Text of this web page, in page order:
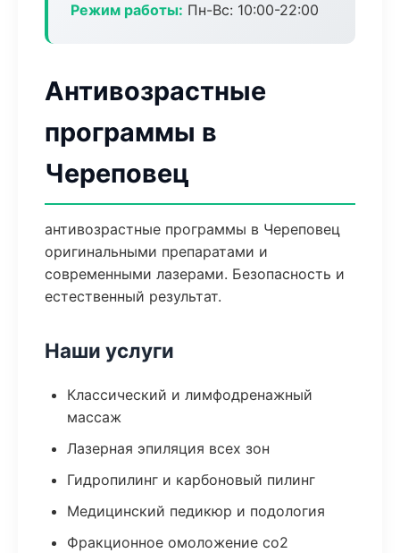
Режим работы: Пн-Вс: 10:00-22:00
Антивозрастные
программы в
Череповец
антивозрастные программы в Череповец
оригинальными препаратами и
современными лазерами. Безопасность и
естественный результат.
Наши услуги
Классический и лимфодренажный
массаж
Лазерная эпиляция всех зон
Гидропилинг и карбоновый пилинг
Медицинский педикюр и подология
Фракционное омоложение co2